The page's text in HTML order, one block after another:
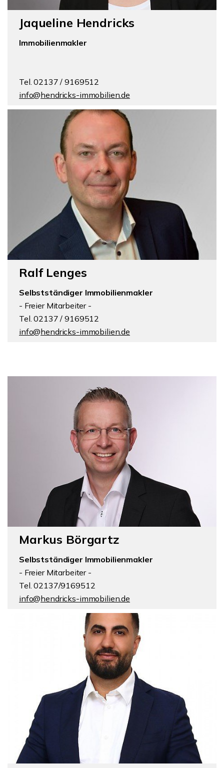
Jaqueline Hendricks
Immobilienmakler
Tel. 02137 / 9169512
info@hendricks-immobilien.de
Ralf Lenges
Selbstständiger Immobilienmakler
- Freier Mitarbeiter -
Tel. 02137 / 9169512
info@hendricks-immobilien.de
Markus Börgartz
Selbstständiger Immobilienmakler
- Freier Mitarbeiter -
Tel. 02137/9169512
info@hendricks-immobilien.de